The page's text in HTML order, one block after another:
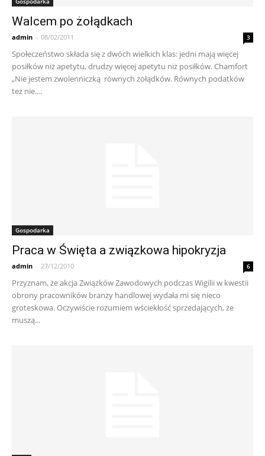
Walcem po żołądkach
admin - 08/02/2011 3
Społeczeństwo składa się z dwóch wielkich klas: jedni mają więcej
posiłków niż apetytu, drudzy więcej apetytu niż posiłków. Chamfort
„Nie jestem zwolenniczką równych żołądków. Równych podatków
też nie....
Gospodarka
Praca w Święta a związkowa hipokryzja
admin - 27/12/2010 6
Przyznam, że akcja Związków Zawodowych podczas Wigilii w kwestii
obrony pracowników branży handlowej wydała mi się nieco
groteskowa. Oczywiście rozumiem wściekłość sprzedających, że
muszą...